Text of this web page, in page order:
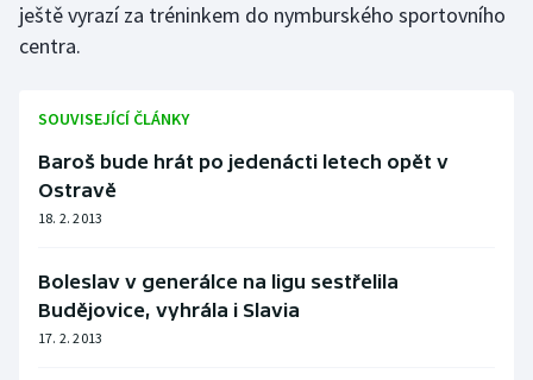
ještě vyrazí za tréninkem do nymburského sportovního
centra.
SOUVISEJÍCÍ ČLÁNKY
Baroš bude hrát po jedenácti letech opět v
Ostravě
18. 2. 2013
Boleslav v generálce na ligu sestřelila
Budějovice, vyhrála i Slavia
17. 2. 2013